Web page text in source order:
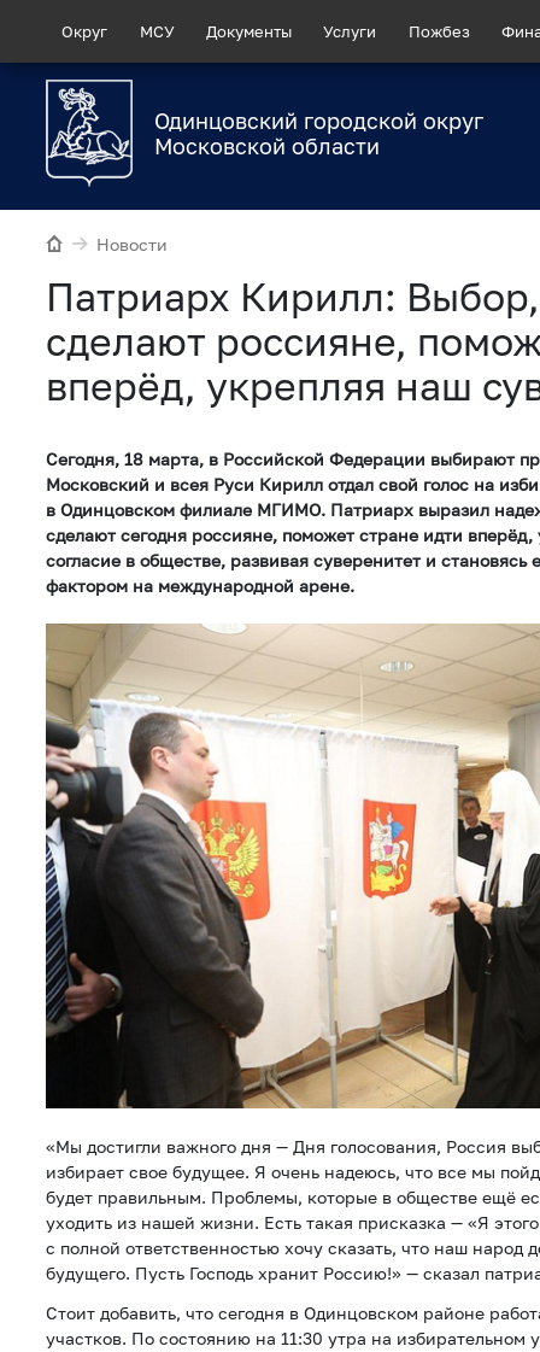
Округ МСУ Документы Услуги Пожбез
Одинцовский городской округ
Московской области
Новости
Патриарх Кирилл:
сделают россияне,
вперёд, укрепляя наш
Сегодня, 18 марта, в Российской Федерации выбирают
Московский и всея Руси Кирилл отдал свой голос на
в Одинцовском филиале МГИМО. Патриарх выразил
сделают сегодня россияне, поможет стране идти вперёд,
согласие в обществе, развивая суверенитет и
фактором на международной арене.
«Мы достигли важного дня — Дня голосования, Россия
избирает свое будущее. Я очень надеюсь, что все мы
будет правильным. Проблемы, которые в обществе ещё
уходить из нашей жизни. Есть такая присказка — «Я
с полной ответственностью хочу сказать, что наш народ
будущего. Пусть Господь хранит Россию!» — сказал
Стоит добавить, что сегодня в Одинцовском районе
участков. По состоянию на 11:30 утра на избирательном